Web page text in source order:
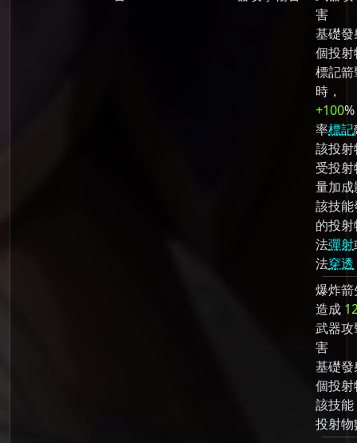
害
基礎發
個投射
標記
時，
+100
率標記
該投
受投
量加
該技
的投
法彈射
法穿透
爆炸
造成
武器
害
基礎
個投射
該技能
投射